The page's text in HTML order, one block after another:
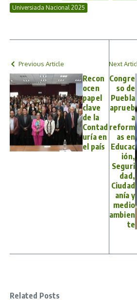
Universiada Nacional 2025
Previous Article
Recon
ocen
papel
clave
de la
Contad
uría en
el país
Next
Congre
so de
Puebla
aprueb
a
reform
as en
Educac
ión,
Seguri
dad,
Ciudad
anía y
medio
ambien
te
Related Posts